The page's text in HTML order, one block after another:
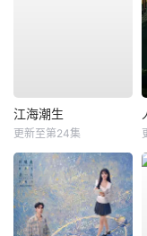
江海潮生
更新至第24集